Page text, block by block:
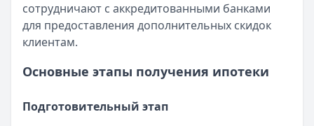
сотрудничают с аккредитованными банками
для предоставления дополнительных скидок
клиентам.
Основные этапы получения ипотеки
Подготовительный этап